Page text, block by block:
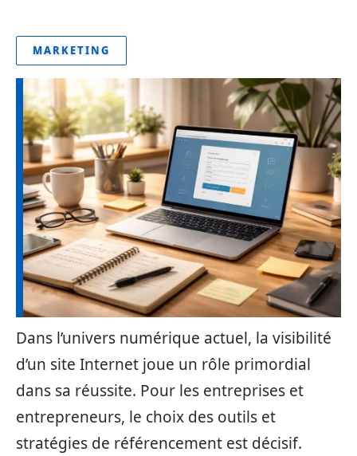
MARKETING
Dans l’univers numérique actuel, la visibilité
d’un site Internet joue un rôle primordial
dans sa réussite. Pour les entreprises et
entrepreneurs, le choix des outils et
stratégies de référencement est décisif.